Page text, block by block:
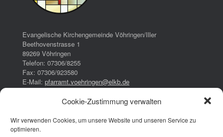
Cookie-Zustimmung verwalten
Wir verwenden Cookies, um unsere Website und unseren Service zu
optimieren.
Evangelische Kirchengemeinde Vöhringen/Iller
Beethovenstrasse 1
89269 Vöhringen
Telefon: 07306/8255
Fax: 07306/923580
E-Mail: pfarramt.voehringen@elkb.de
16:00 – 17:00 Uhr
Donnerstag: